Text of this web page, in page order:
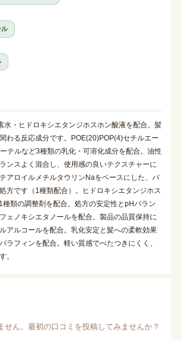
ル
水・ヒドロキシエタンジホスホン酸液を配合。髪
わる反応成分です。POE(20)POP(4)セチルエー
テルなど3種類の乳化・可溶化成分を配合。油性
ンスよく混合し、使用感の良いテクスチャーに
アロイルメチルタウリンNaをベースにした、バ
方です（1種類配合）。ヒドロキシエタンジホス
種類の調整剤を配合。処方の安定性とpHバラン
ェノキシエタノールを配合。製品の品質保持に
アルコールを配合。乳化安定と髪への柔軟効果
ラフィンを配合。軽い質感でべたつきにくく、
。
せん。最初の口コミを投稿してみませんか？